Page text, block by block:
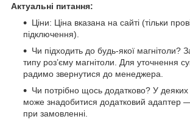
Актуальні питання:
Ціни: Ціна вказана на сайті (тільки
підключення).
Чи підходить до будь-якої магнітоли?
типу роз’єму магнітоли. Для уточнення
радимо звернутися до менеджера.
Чи потрібно щось додатково? У
може знадобитися додатковий адаптер
при замовленні.